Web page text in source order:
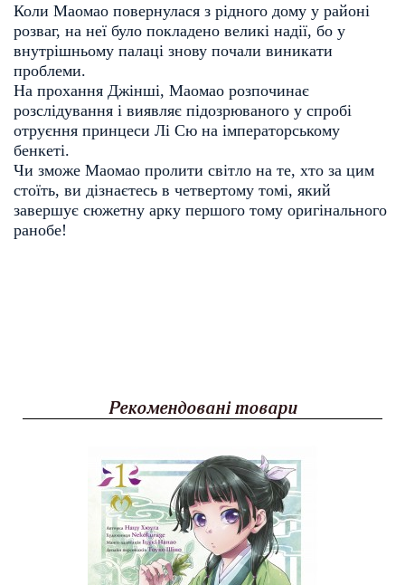
Коли Маомао повернулася з рідного дому у районі
розваг, на неї було покладено великі надії, бо у
внутрішньому палаці знову почали виникати
проблеми.
На прохання Джінші, Маомао розпочинає
розслідування і виявляє підозрюваного у спробі
отруєння принцеси Лі Сю на імператорському
бенкеті.
Чи зможе Маомао пролити світло на те, хто за цим
стоїть, ви дізнаєтесь в четвертому томі, який
завершує сюжетну арку першого тому оригінального
ранобе!
Рекомендовані товари